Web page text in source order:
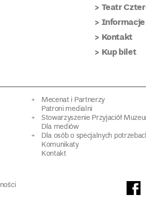
Teatr
Kontakt
Kup bilet
Mecenat i Partnerzy
Patroni medialni
Stowarzyszenie Przyjaciół
Dla mediów
Dla osób o specjalnych
Komunikaty
Kontakt